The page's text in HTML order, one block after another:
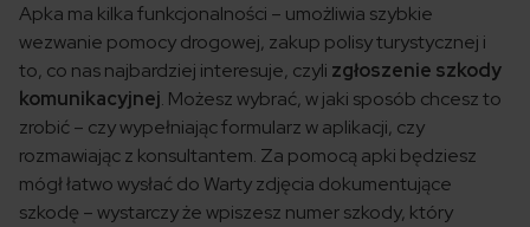
Apka ma kilka funkcjonalności – umożliwia szybkie
wezwanie pomocy drogowej, zakup polisy turystycznej i
to, co nas najbardziej interesuje, czyli zgłoszenie szkody
komunikacyjnej. Możesz wybrać, w jaki sposób chcesz to
zrobić – czy wypełniając formularz w aplikacji, czy
rozmawiając z konsultantem. Za pomocą apki będziesz
mógł łatwo wysłać do Warty zdjęcia dokumentujące
szkodę – wystarczy że wpiszesz numer szkody, który